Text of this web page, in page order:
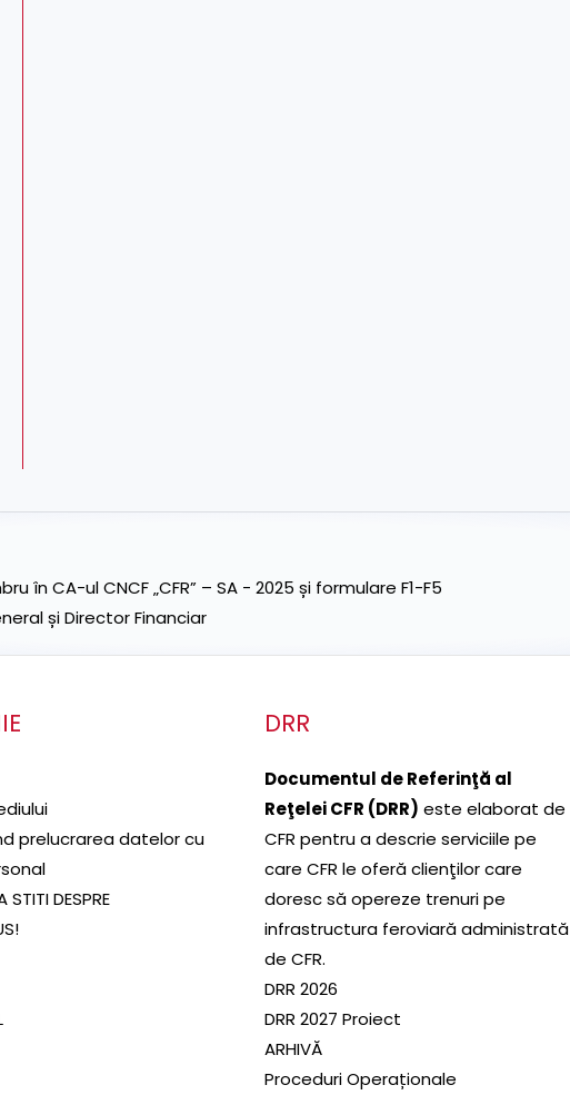
CA-ul CNCF „CFR” – SA - 2025 și formulare F1-F5
și Director Financiar
prelucrarea datelor cu
STITI DESPRE
DRR
Documentul de Referinţă al
Reţelei CFR (DRR) este elaborat de
CFR pentru a descrie serviciile pe
care CFR le oferă clienţilor care
doresc să opereze trenuri pe
infrastructura feroviară administrată
de CFR.
DRR 2026
DRR 2027 Proiect
ARHIVĂ
Proceduri Operaționale